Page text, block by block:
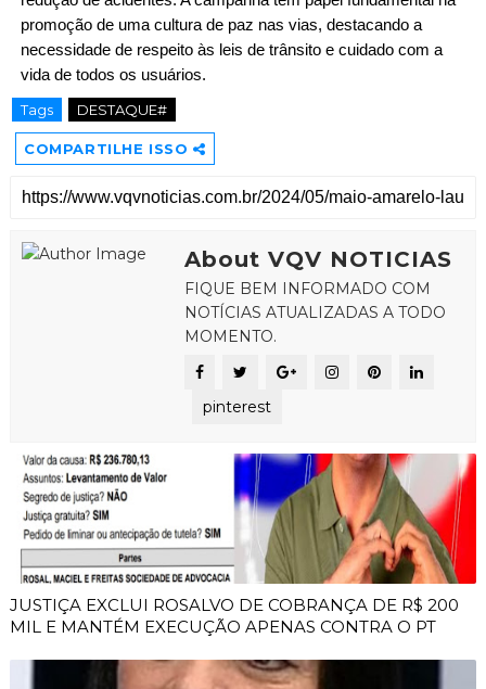
promoção de uma cultura de paz nas vias, destacando a
necessidade de respeito às leis de trânsito e cuidado com a
vida de todos os usuários.
Tags
DESTAQUE#
COMPARTILHE ISSO
About VQV NOTICIAS
FIQUE BEM INFORMADO COM
NOTÍCIAS ATUALIZADAS A TODO
MOMENTO.
pinterest
JUSTIÇA EXCLUI ROSALVO DE COBRANÇA DE R$ 200
MIL E MANTÉM EXECUÇÃO APENAS CONTRA O PT